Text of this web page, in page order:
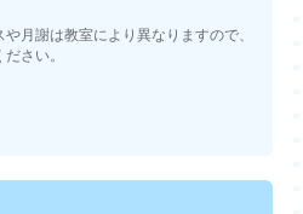
月謝は教室により異なりますので、
さい。